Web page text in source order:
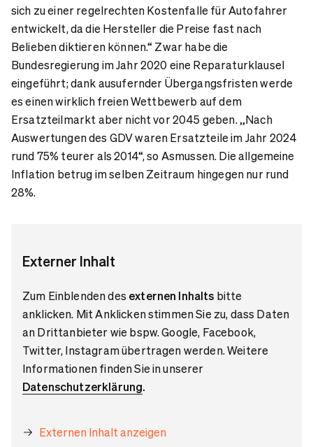
sich zu einer regelrechten Kostenfalle für Autofahrer
entwickelt, da die Hersteller die Preise fast nach
Belieben diktieren können.“ Zwar habe die
Bundesregierung im Jahr 2020 eine Reparaturklausel
eingeführt; dank ausufernder Übergangsfristen werde
es einen wirklich freien Wettbewerb auf dem
Ersatzteilmarkt aber nicht vor 2045 geben. „Nach
Auswertungen des GDV waren Ersatzteile im Jahr 2024
rund 75% teurer als 2014“, so Asmussen. Die allgemeine
Inflation betrug im selben Zeitraum hingegen nur rund
28%.
Externer Inhalt
Zum Einblenden des externen Inhalts bitte
anklicken. Mit Anklicken stimmen Sie zu, dass Daten
an Drittanbieter wie bspw. Google, Facebook,
Twitter, Instagram übertragen werden. Weitere
Informationen finden Sie in unserer
Datenschutzerklärung.
Externen Inhalt anzeigen